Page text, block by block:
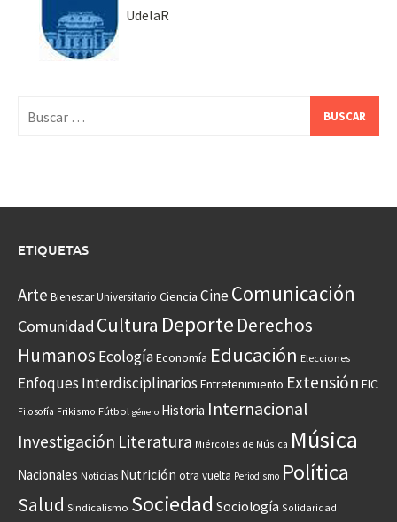
UdelaR
ETIQUETAS
Arte Bienestar Universitario Ciencia CineComunicación
Comunidad Cultura Deporte Derechos
Humanos EcologíaEconomía Educación Elecciones
Enfoques Interdisciplinarios Entretenimiento Extensión FIC
Filosofía Frikismo Fútbol género Historia Internacional
Investigación Literatura Miércoles de Música Música
Nacionales Noticias Nutrición otra vuelta Periodismo Política
Salud Sindicalismo Sociedad Sociología Solidaridad